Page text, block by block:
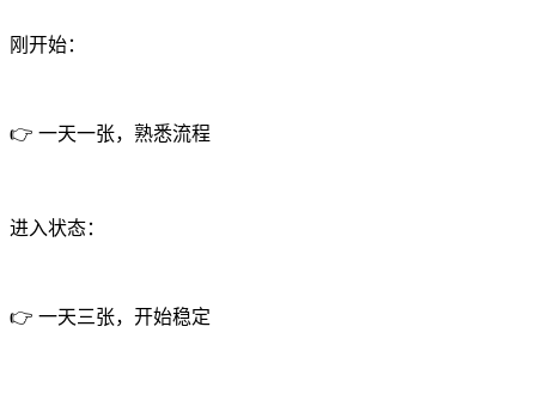
刚开始：
👉 一天一张，熟悉流程
进入状态：
👉 一天三张，开始稳定